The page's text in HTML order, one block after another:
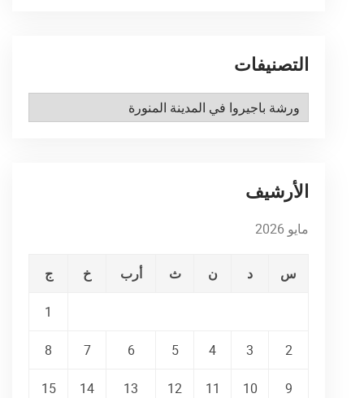
التصنيفات
التصنيفات
الأرشيف
مايو 2026
س د ن ث أرب خ ج
1
2
3
4
5
6
7
8
9
10
11
12
13
14
15